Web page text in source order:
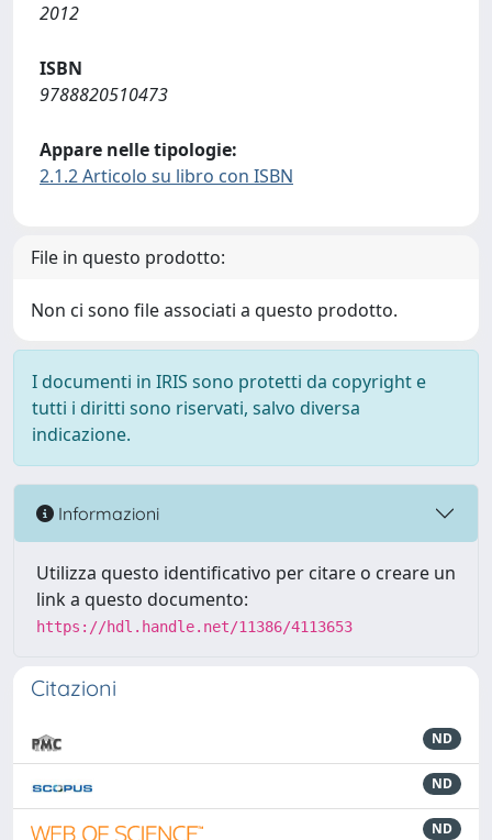
2012
ISBN
9788820510473
Appare nelle tipologie:
2.1.2 Articolo su libro con ISBN
File in questo prodotto:
Non ci sono file associati a questo prodotto.
I documenti in IRIS sono protetti da copyright e
tutti i diritti sono riservati, salvo diversa
indicazione.
Informazioni
Utilizza questo identificativo per citare o creare un
link a questo documento:
https://hdl.handle.net/11386/4113653
Citazioni
ND
ND
ND